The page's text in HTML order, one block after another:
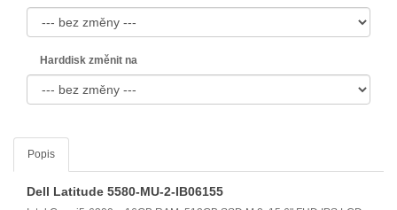
Harddisk změnit na
Popis
Dell Latitude 5580-MU-2-IB06155